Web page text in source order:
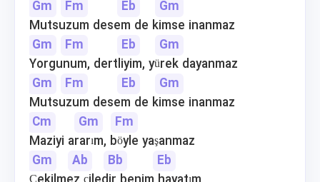
Gm
Fm Eb
Gm
Mutsuzum desem de kimse inanmaz
Gm
Fm Eb
Gm
Yorgunum, dertliyim, yürek dayanmaz
Gm
Fm Eb
Gm
Mutsuzum desem de kimse inanmaz
Cm
Gm
Fm
Maziyi ararım, böyle yaşanmaz
Gm
Ab Bb
Eb